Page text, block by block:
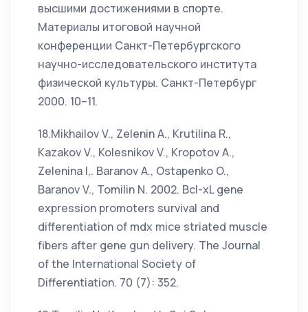
высшими достижениями в спорте.
Материалы итоговой научной
конференции Санкт-Петербургского
научно-исследовательского института
физической культуры. Санкт-Петербург
2000. 10–11.
18.Mikhailov V., Zelenin A., Krutilina R.,
Kazakov V., Kolesnikov V., Kropotov A.,
Zelenina I,. Baranov A., Ostapenko O.,
Baranov V., Tomilin N. 2002. Bcl-xL gene
expression promoters survival and
differentiation of mdx mice striated muscle
fibers after gene gun delivery. The Journal
of the International Society of
Differentiation. 70 (7): 352.